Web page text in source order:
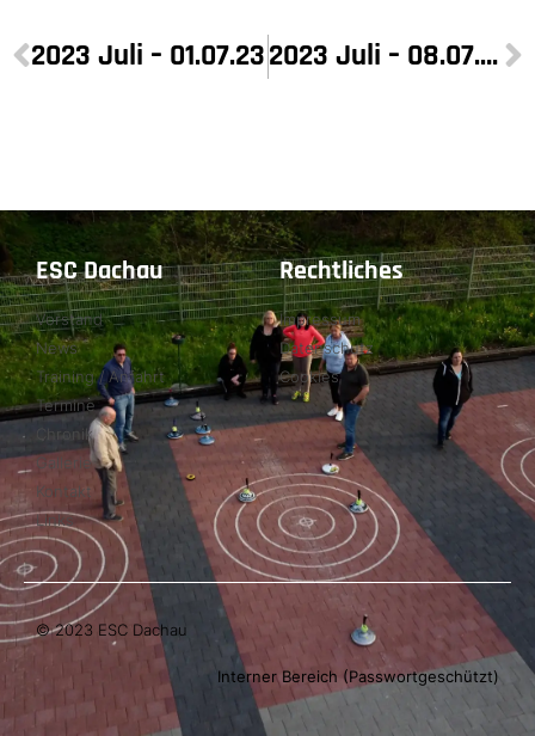
2023 Juli – 01.07.23 2023 Juli – 08.07.23
ESC Dachau
Vorstand
News
Training / Anfahrt
Termine
Chronik
Gallerie
Kontakt
Links
Rechtliches
Impressum
Datenschutz
Cookies
© 2023 ESC Dachau
Interner Bereich (Passwortgeschützt)